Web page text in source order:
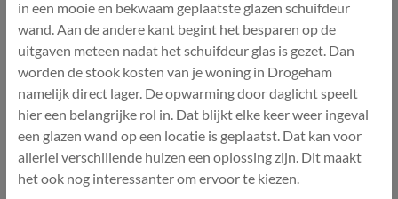
in een mooie en bekwaam geplaatste glazen schuifdeur
wand. Aan de andere kant begint het besparen op de
uitgaven meteen nadat het schuifdeur glas is gezet. Dan
worden de stook kosten van je woning in Drogeham
namelijk direct lager. De opwarming door daglicht speelt
hier een belangrijke rol in. Dat blijkt elke keer weer ingeval
een glazen wand op een locatie is geplaatst. Dat kan voor
allerlei verschillende huizen een oplossing zijn. Dit maakt
het ook nog interessanter om ervoor te kiezen.